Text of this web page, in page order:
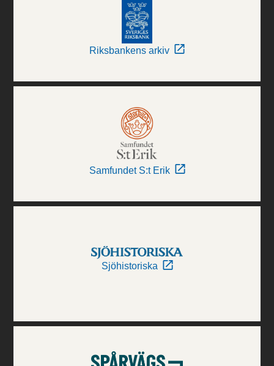
Riksbankens arkiv
Samfundet S:t Erik
Sjöhistoriska